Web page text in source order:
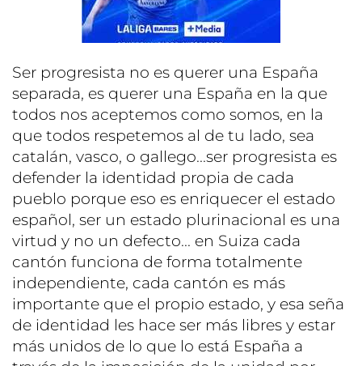
Ser progresista no es querer una España
separada, es querer una España en la que
todos nos aceptemos como somos, en la
que todos respetemos al de tu lado, sea
catalán, vasco, o gallego...ser progresista es
defender la identidad propia de cada
pueblo porque eso es enriquecer el estado
español, ser un estado plurinacional es una
virtud y no un defecto... en Suiza cada
cantón funciona de forma totalmente
independiente, cada cantón es más
importante que el propio estado, y esa seña
de identidad les hace ser más libres y estar
más unidos de lo que lo está España a